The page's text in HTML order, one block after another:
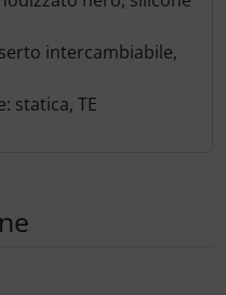
intercambiabile,
statica, TE